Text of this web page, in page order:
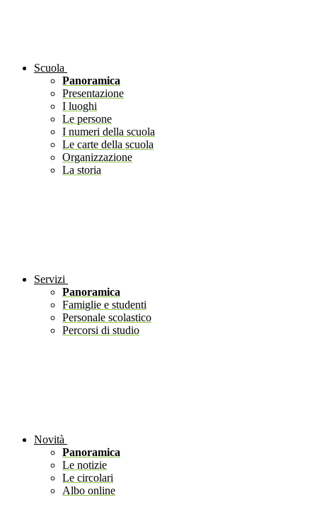
Scuola
Panoramica
Presentazione
I luoghi
Le persone
I numeri della scuola
Le carte della scuola
Organizzazione
La storia
Servizi
Panoramica
Famiglie e studenti
Personale scolastico
Percorsi di studio
Novità
Panoramica
Le notizie
Le circolari
Albo online